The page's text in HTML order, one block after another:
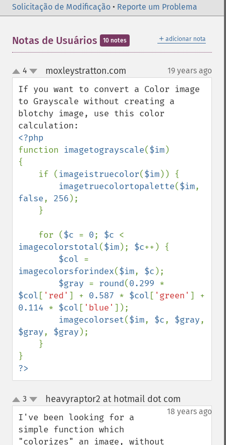
Solicitação de Modificação • Reporte um Problema
＋ adicionar nota
Notas de Usuários 10 notes
up
down
4 moxleystratton.com 19 years ago
If you want to convert a Color image
to Grayscale without creating a
blotchy image, use this color
function imagetograyscale($im)
{
    if (
imageistruecolor($im)) {
imagetruecolortopalette($im
false, 256 );
    for (
$c = 0; $c
imagecolorstotal($im); $c++) {
$col
imagecolorsforindex($im, $c );
$gray = round(0.299
$col [ 'red' ] + 0.587 * $col [ 'green'
0.114 * $col [ 'blue' ]);
imagecolorset($im, $c, $gray
$gray, $gray );
?>
up
down
3 heavyraptor2 at hotmail dot com
18 years ago
I've been looking for a
simple function which
"colorizes" an image, without